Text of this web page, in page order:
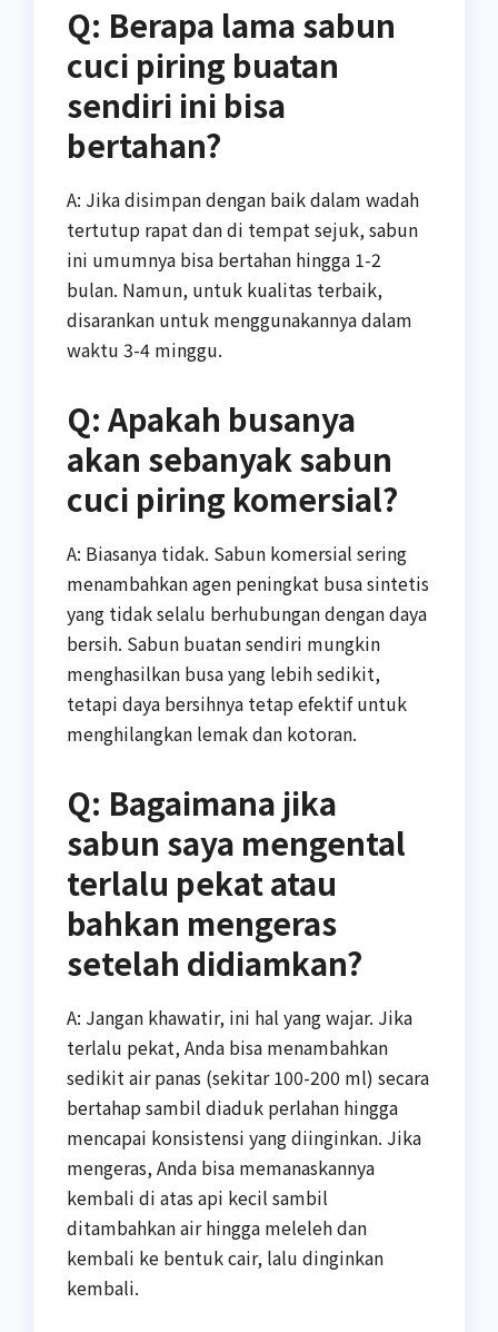
Q: Berapa lama sabun
cuci piring buatan
sendiri ini bisa
bertahan?
A: Jika disimpan dengan baik dalam wadah
tertutup rapat dan di tempat sejuk, sabun
ini umumnya bisa bertahan hingga 1-2
bulan. Namun, untuk kualitas terbaik,
disarankan untuk menggunakannya dalam
waktu 3-4 minggu.
Q: Apakah busanya
akan sebanyak sabun
cuci piring komersial?
A: Biasanya tidak. Sabun komersial sering
menambahkan agen peningkat busa sintetis
yang tidak selalu berhubungan dengan daya
bersih. Sabun buatan sendiri mungkin
menghasilkan busa yang lebih sedikit,
tetapi daya bersihnya tetap efektif untuk
menghilangkan lemak dan kotoran.
Q: Bagaimana jika
sabun saya mengental
terlalu pekat atau
bahkan mengeras
setelah didiamkan?
A: Jangan khawatir, ini hal yang wajar. Jika
terlalu pekat, Anda bisa menambahkan
sedikit air panas (sekitar 100-200 ml) secara
bertahap sambil diaduk perlahan hingga
mencapai konsistensi yang diinginkan. Jika
mengeras, Anda bisa memanaskannya
kembali di atas api kecil sambil
ditambahkan air hingga meleleh dan
kembali ke bentuk cair, lalu dinginkan
kembali.